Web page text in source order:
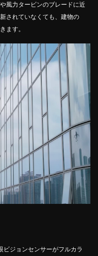
風力タービンのブレードに近
されていなくても、建物の
ます。
ジョンセンサーがフルカラ